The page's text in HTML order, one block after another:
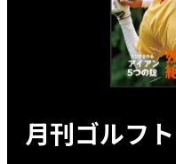
月刊ゴルフ